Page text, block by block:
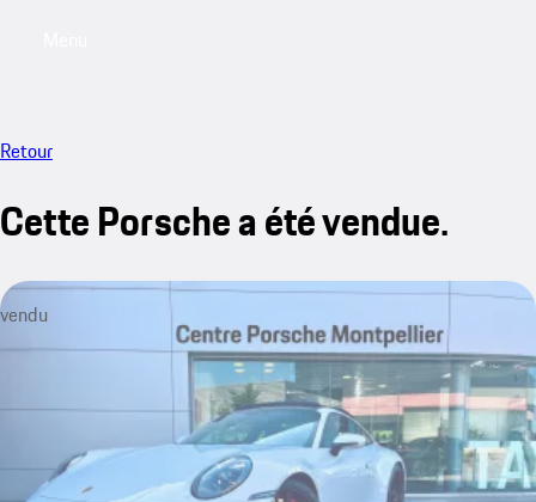
Retour
Cette Porsche a été vendue.
vendu